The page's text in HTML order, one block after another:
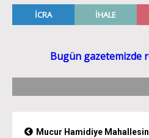
Mucur Hamidiye